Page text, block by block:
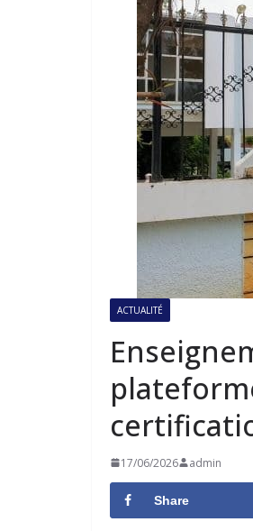
ACTUALITÉ
17/06/2026 admin
Share